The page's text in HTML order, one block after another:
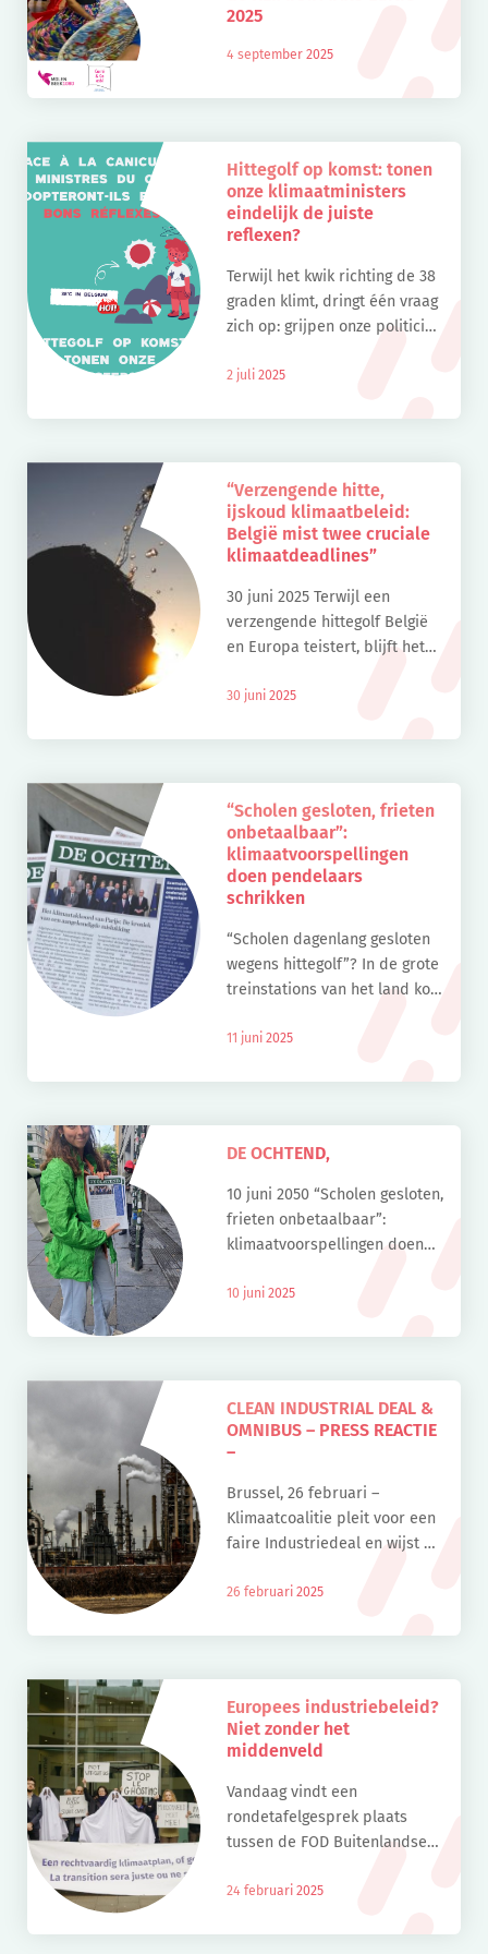
2025
4 september 2025
Hittegolf op komst: tonen
onze klimaatministers
eindelijk de juiste
reflexen?
Terwijl het kwik richting de 38
graden klimt, dringt één vraag
zich op: grijpen onze politici
hittegolven te voorkomen?
2 juli 2025
“Verzengende hitte,
ijskoud klimaatbeleid:
België mist twee cruciale
klimaatdeadlines”
30 juni 2025 Terwijl een
verzengende hittegolf België
en Europa teistert, blijft het
gevaarlijk achterop. Op deze
30 juni 2025
“Scholen gesloten, frieten
onbetaalbaar”:
klimaatvoorspellingen
doen pendelaars
schrikken
“Scholen dagenlang gesloten
wegens hittegolf”? In de grote
treinstations van het land kon
van de kranten morgen lezen.
11 juni 2025
DE OCHTEND,
10 juni 2050 “Scholen gesloten,
frieten onbetaalbaar”:
klimaatvoorspellingen doen
10 juni 2025
CLEAN INDUSTRIAL DEAL &
OMNIBUS – PRESS REACTIE
–
Brussel, 26 februari –
Klimaatcoalitie pleit voor een
faire Industriedeal en wijst de
Europese Commissie
26 februari 2025
Europees industriebeleid?
Niet zonder het
middenveld
Vandaag vindt een
rondetafelgesprek plaats
tussen de FOD Buitenlandse
reeks bedrijven. Doel? Het
24 februari 2025